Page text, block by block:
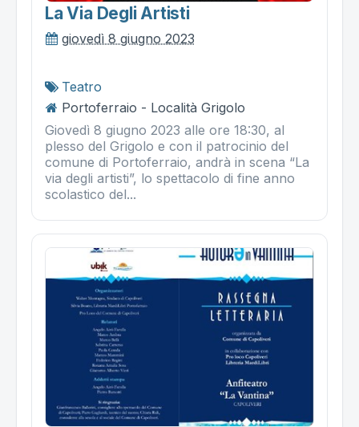
La Via Degli Artisti
giovedì 8 giugno 2023
Teatro
Portoferraio - Località Grigolo
Giovedì 8 giugno 2023 alle ore 18:30, al
plesso del Grigolo e con il patrocinio del
comune di Portoferraio, andrà in scena “La
via degli artisti”, lo spettacolo di fine anno
scolastico del...